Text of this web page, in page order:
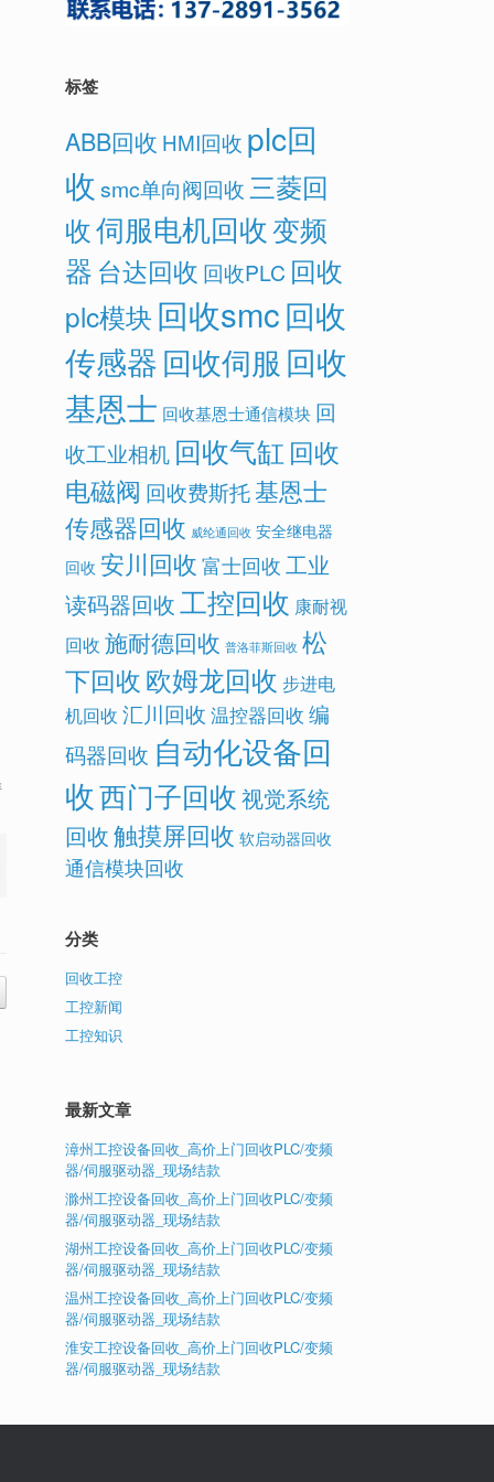
标签
ABB回收 HMI回收 plc回
收 smc单向阀回收三菱回
收伺服电机回收变频
器 台达回收 回收PLC 回收
plc模块 回收smc回收
传感器回收伺服 回收
基恩士 回收基恩士通信模块 回
收工业相机 回收气缸 回收
电磁阀 回收费斯托基恩士
传感器回收 威纶通回收 安全继电器
回收 安川回收 富士回收 工业
读码器回收工控回收 康耐视
回收 施耐德回收 普洛菲斯回收 松
下回收欧姆龙回收 步进电
机回收 汇川回收 温控器回收 编
码器回收 自动化设备回
收西门子回收视觉系统
回收触摸屏回收 软启动器回收
通信模块回收
分类
回收工控
工控新闻
工控知识
最新文章
漳州工控设备回收_高价上门回收PLC/变频
器/伺服驱动器_现场结款
滁州工控设备回收_高价上门回收PLC/变频
器/伺服驱动器_现场结款
湖州工控设备回收_高价上门回收PLC/变频
器/伺服驱动器_现场结款
温州工控设备回收_高价上门回收PLC/变频
器/伺服驱动器_现场结款
淮安工控设备回收_高价上门回收PLC/变频
器/伺服驱动器_现场结款